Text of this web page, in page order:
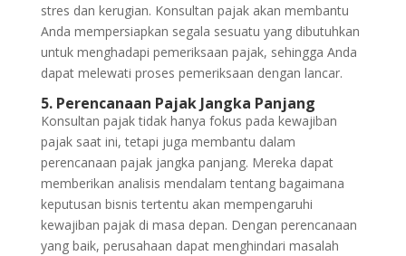
stres dan kerugian. Konsultan pajak akan membantu
Anda mempersiapkan segala sesuatu yang dibutuhkan
untuk menghadapi pemeriksaan pajak, sehingga Anda
dapat melewati proses pemeriksaan dengan lancar.
5. Perencanaan Pajak Jangka Panjang
Konsultan pajak tidak hanya fokus pada kewajiban
pajak saat ini, tetapi juga membantu dalam
perencanaan pajak jangka panjang. Mereka dapat
memberikan analisis mendalam tentang bagaimana
keputusan bisnis tertentu akan mempengaruhi
kewajiban pajak di masa depan. Dengan perencanaan
yang baik, perusahaan dapat menghindari masalah